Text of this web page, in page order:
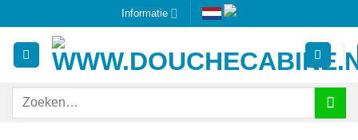
naar
inhoud
Informatie
Zoeken